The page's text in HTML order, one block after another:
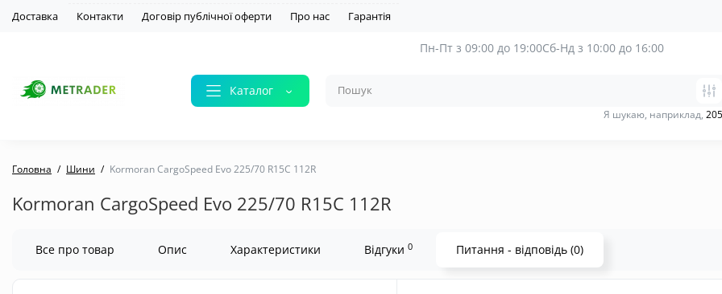
Доставка Контакти Договір публічної оферти Про нас Гарантія
Каталог
Пн-Пт з 09:00 до 19:00Сб-Нд з 10:00 до 16:00
Я шукаю, наприклад,
Головна Шини Kormoran CargoSpeed Evo 225/70 R15C 112R
Kormoran CargoSpeed Evo 225/70 R15C 112R
Все про товар Опис Характеристики Відгуки 0 Питання - відповідь (0)